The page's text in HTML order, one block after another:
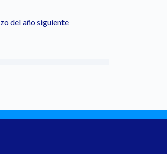
del año siguiente